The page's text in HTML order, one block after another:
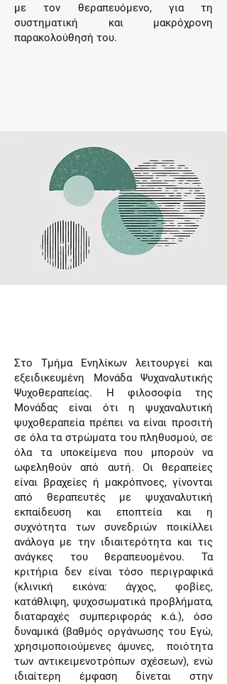
με τον θεραπευόμενο, για τη
συστηματική και μακρόχρονη
παρακολούθησή του.
Στο Τμήμα Ενηλίκων λειτουργεί και
εξειδικευμένη Μονάδα Ψυχαναλυτικής
Ψυχοθεραπείας. Η φιλοσοφία της
Μονάδας είναι ότι η ψυχαναλυτική
ψυχοθεραπεία πρέπει να είναι προσιτή
σε όλα τα στρώματα του πληθυσμού, σε
όλα τα υποκείμενα που μπορούν να
ωφεληθούν από αυτή. Οι θεραπείες
είναι βραχείες ή μακρόπνοες, γίνονται
από θεραπευτές με ψυχαναλυτική
εκπαίδευση και εποπτεία και η
συχνότητα των συνεδριών ποικίλλει
ανάλογα με την ιδιαιτερότητα και τις
ανάγκες του θεραπευομένου. Τα
κριτήρια δεν είναι τόσο περιγραφικά
(κλινική εικόνα: άγχος, φοβίες,
κατάθλιψη, ψυχοσωματικά προβλήματα,
διαταραχές συμπεριφοράς κ.ά.), όσο
δυναμικά (βαθμός οργάνωσης του Εγώ,
χρησιμοποιούμενες άμυνες, ποιότητα
των αντικειμενοτρόπων σχέσεων), ενώ
ιδιαίτερη έμφαση δίνεται στην